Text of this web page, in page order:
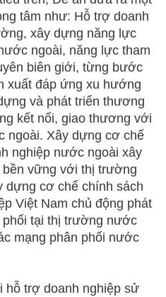
tâm như: Hỗ trợ doanh
xây dựng năng lực
ngoài, năng lực tham
biên giới, từng bước
xuất đáp ứng xu hướng
và phát triển thương
kết nối, giao thương với
ngoài. Xây dựng cơ chế
nghiệp nước ngoài xây
vững với thị trường
dựng cơ chế chính sách
Việt Nam chủ động phát
phối tại thị trường nước
mạng phân phối nước
hỗ trợ doanh nghiệp sử